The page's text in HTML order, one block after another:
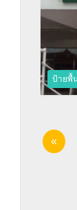
ป้ายพื้
«